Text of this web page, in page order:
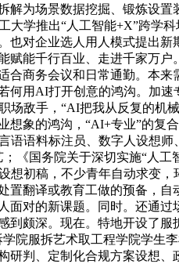
解为场景数据挖掘、锻炼设
大学推出“人工智能+X”跨学
也对企业选人用人模式提出
赋能千行百业、走进千家万
合商务会议和日常通勤。本
何用AI打开创意的鸿沟。加
场敌手，“AI把我从反复的机
想象的鸿沟，“AI+专业”的复
语语料标注员、数字人设想
《国务院关于深切实施“人
想初稿，不少青年自动求变
置翻译或教育工做的预备，
面对的新课题。同时。还通
到颇深。现在。特地开设了
院服拆艺术取工程学院学生
研判、定制化合规方案设想